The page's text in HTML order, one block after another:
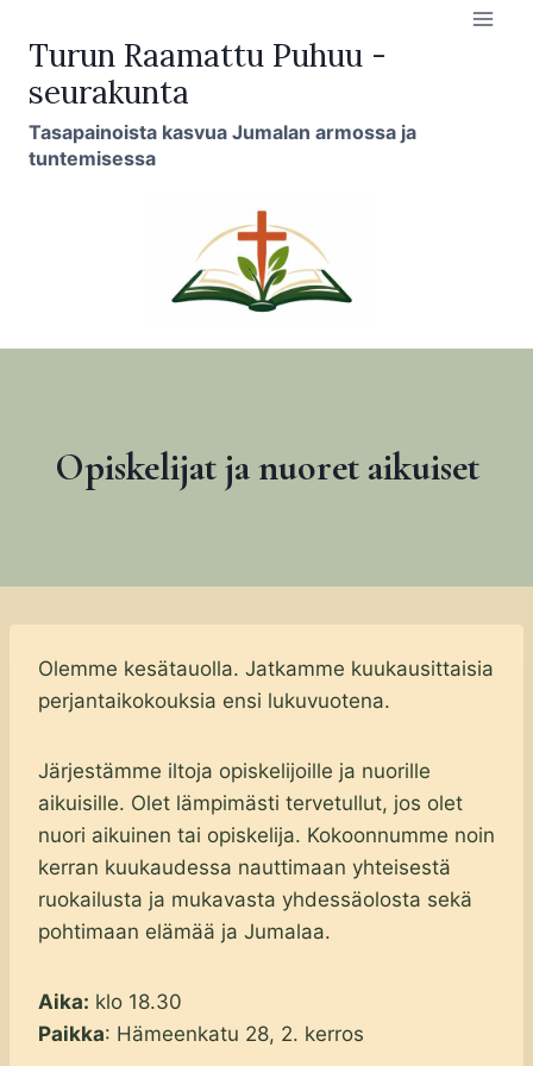
sisältöön
Turun Raamattu Puhuu -
seurakunta
Tasapainoista kasvua Jumalan armossa ja
tuntemisessa
Opiskelijat ja nuoret aikuiset
Olemme kesätauolla. Jatkamme kuukausittaisia
perjantaikokouksia ensi lukuvuotena.
Järjestämme iltoja opiskelijoille ja nuorille
aikuisille. Olet lämpimästi tervetullut, jos olet
nuori aikuinen tai opiskelija. Kokoonnumme noin
kerran kuukaudessa nauttimaan yhteisestä
ruokailusta ja mukavasta yhdessäolosta sekä
pohtimaan elämää ja Jumalaa.
Aika: klo 18.30
Paikka: Hämeenkatu 28, 2. kerros